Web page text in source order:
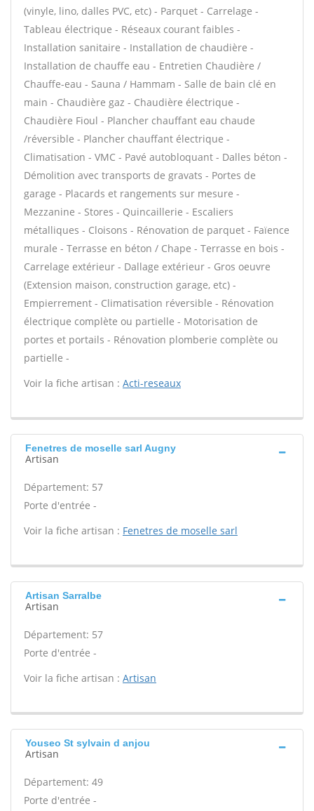
(vinyle, lino, dalles PVC, etc) - Parquet - Carrelage -
Tableau électrique - Réseaux courant faibles -
Installation sanitaire - Installation de chaudière -
Installation de chauffe eau - Entretien Chaudière /
Chauffe-eau - Sauna / Hammam - Salle de bain clé en
main - Chaudière gaz - Chaudière électrique -
Chaudière Fioul - Plancher chauffant eau chaude
/réversible - Plancher chauffant électrique -
Climatisation - VMC - Pavé autobloquant - Dalles béton -
Démolition avec transports de gravats - Portes de
garage - Placards et rangements sur mesure -
Mezzanine - Stores - Quincaillerie - Escaliers
métalliques - Cloisons - Rénovation de parquet - Faïence
murale - Terrasse en béton / Chape - Terrasse en bois -
Carrelage extérieur - Dallage extérieur - Gros oeuvre
(Extension maison, construction garage, etc) -
Empierrement - Climatisation réversible - Rénovation
électrique complète ou partielle - Motorisation de
portes et portails - Rénovation plomberie complète ou
partielle -
Voir la fiche artisan : Acti-reseaux
Fenetres de moselle sarl Augny
Artisan
Département: 57
Porte d'entrée -
Voir la fiche artisan : Fenetres de moselle sarl
Artisan Sarralbe
Artisan
Département: 57
Porte d'entrée -
Voir la fiche artisan : Artisan
Youseo St sylvain d anjou
Artisan
Département: 49
Porte d'entrée -